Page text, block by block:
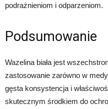
podrażnieniom i odparzeniom.
Podsumowanie
Wazelina biała jest
zastosowanie zarówno w
gęsta konsystencja i
skutecznym środkiem do